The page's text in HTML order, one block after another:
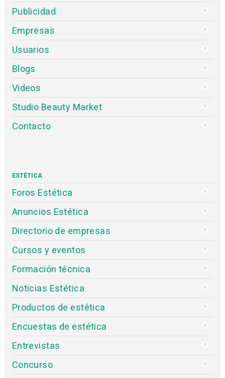
Publicidad
Empresas
Usuarios
Blogs
Videos
Studio Beauty Market
Contacto
ESTÉTICA
Foros Estética
Anuncios Estética
Directorio de empresas
Cursos y eventos
Formación técnica
Noticias Estética
Productos de estética
Encuestas de estética
Entrevistas
Concurso